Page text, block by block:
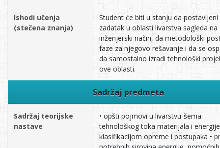
Ishodi učenja
(stečena znanja)
Student će biti u stanju da postavljeni
zadatak u oblasti livarstva sagleda na
inženjerski način, da metodološki
faze za njegovo rešavanje i da se
da samostalno izradi tehnološki
ove oblasti.
Sadržaj predmeta
Sadržaj teorijske
nastave
• opšti pojmovi u livarstvu-šema
tehnološkog toka materijala i
klasifikacijom opreme i postupaka •